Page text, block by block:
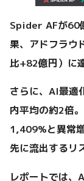
Spider AFが60
果、アドフラウ
比+82億円）に
さらに、AI最適
内平均の約2倍
1,409%と異常
先に流出するリ
レポートでは、